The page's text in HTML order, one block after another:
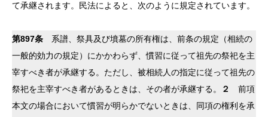
て承継されます。民法によると、次のように規定されています。
第897条 系譜、祭具及び墳墓の所有権は、前条の規定（相続の
一般的効力の規定）にかかわらず、慣習に従って祖先の祭祀を主
宰すべき者が承継する。ただし、被相続人の指定に従って祖先の
祭祀を主宰すべき者があるときは、その者が承継する。
２ 前項
本文の場合において慣習が明らかでないときは、同項の権利を承